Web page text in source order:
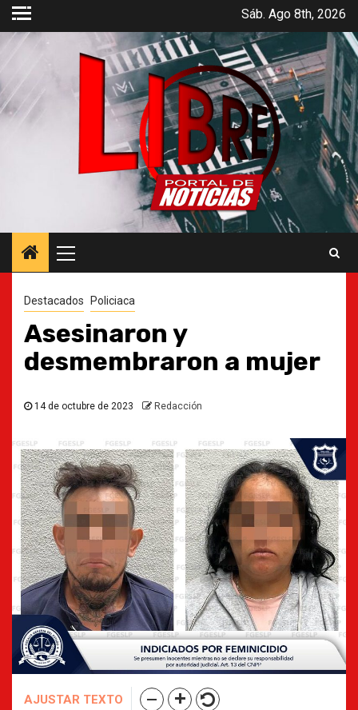
Saltar
contenido
Sáb. Ago 8th, 2026
principal
Destacados Policiaca
Asesinaron y
desmembraron a mujer
14 de octubre de 2023 Redacción
AJUSTAR TEXTO